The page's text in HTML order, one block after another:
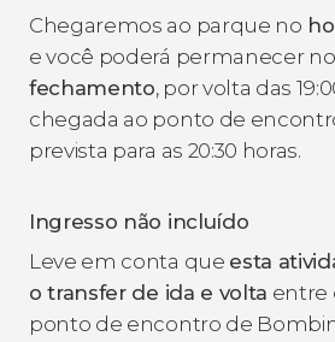
Chegaremos ao parque no
e você poderá permanecer no
fechamento, por volta das
chegada ao ponto de
prevista para as 20:30 horas.
Ingresso não incluído
Leve em conta que esta
o transfer de ida e volta entre
ponto de encontro de